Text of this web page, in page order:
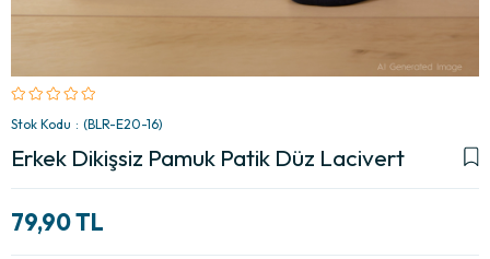
Stok Kodu (BLR-E20-16)
Erkek Dikişsiz Pamuk Patik Düz Lacivert
79,90 TL